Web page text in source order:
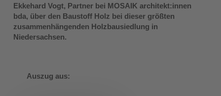
Ekkehard Vogt, Partner bei MOSAIK architekt:innen
bda, über den Baustoff Holz bei dieser größten
zusammenhängenden Holzbausiedlung in
Niedersachsen.
Auszug aus: